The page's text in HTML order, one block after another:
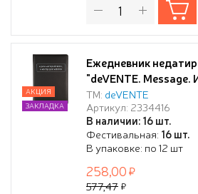
Ежедневник
"deVENTE. Message.
боялось..." A5 (145
белая бумага 70 г/
твердая обложка из
кожи с поролоном,
черный форзац,
перфорация, закругле
ТМ: deVENTE
Артикул: 2334416
В наличии: 16 шт.
Фестивальная: 16 шт.
В упаковке: по 12 шт
АКЦИЯ
ЗАКЛАДКА
258,00
577,47